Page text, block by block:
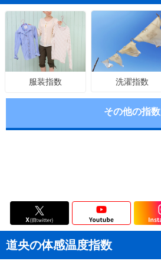
服装指数 洗濯指数
その他の指数
道央の体感温度指数